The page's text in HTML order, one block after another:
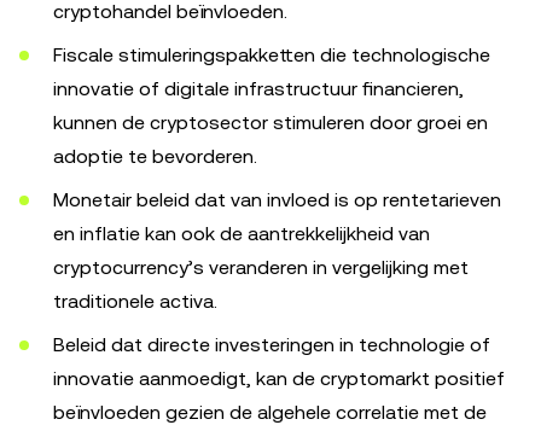
cryptohandel beïnvloeden.
Fiscale stimuleringspakketten die technologische
innovatie of digitale infrastructuur financieren,
kunnen de cryptosector stimuleren door groei en
adoptie te bevorderen.
Monetair beleid dat van invloed is op rentetarieven
en inflatie kan ook de aantrekkelijkheid van
cryptocurrency’s veranderen in vergelijking met
traditionele activa.
Beleid dat directe investeringen in technologie of
innovatie aanmoedigt, kan de cryptomarkt positief
beïnvloeden gezien de algehele correlatie met de